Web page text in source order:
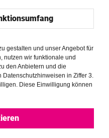
–
sondern auch eine
einzusetzen, um die
und auf deren
gestalten und unser Angebot für
nutzen wir funktionale und
den Anbietern und die
Datenschutzhinweisen in Ziffer 3.
Diese Einwilligung können